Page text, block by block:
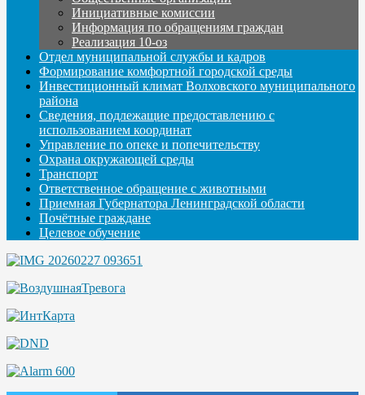
Инициативные комиссии
Информация по обращениям граждан
Реализация 10-оз
Отдел муниципальной службы и кадров
Формирование комфортной городской среды
Инвестиционный климат Волховского муниципального
района
Сведения, подлежащие предоставлению с
использованием координат
Управление по опеке и попечительству
Охрана окружающей среды
Транспорт
Ответственное обращение с животными
Приемная Губернатора Ленинградской области
Почётные граждане
Целевое обучение